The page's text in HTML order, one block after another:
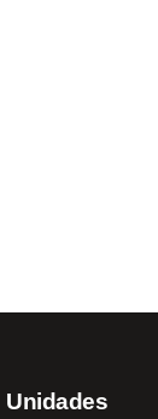
Unidades